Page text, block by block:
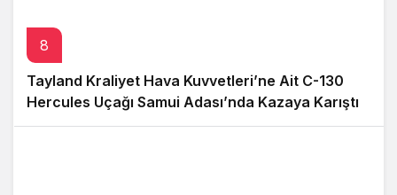
8
Tayland Kraliyet Hava Kuvvetleri’ne Ait C-130
Hercules Uçağı Samui Adası’nda Kazaya Karıştı